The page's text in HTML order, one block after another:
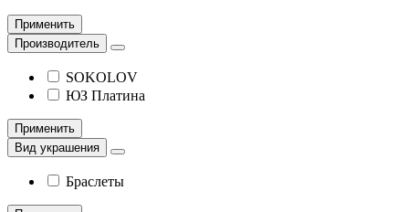
Применить
Производитель
SOKOLOV
ЮЗ Платина
Применить
Вид украшения
Браслеты